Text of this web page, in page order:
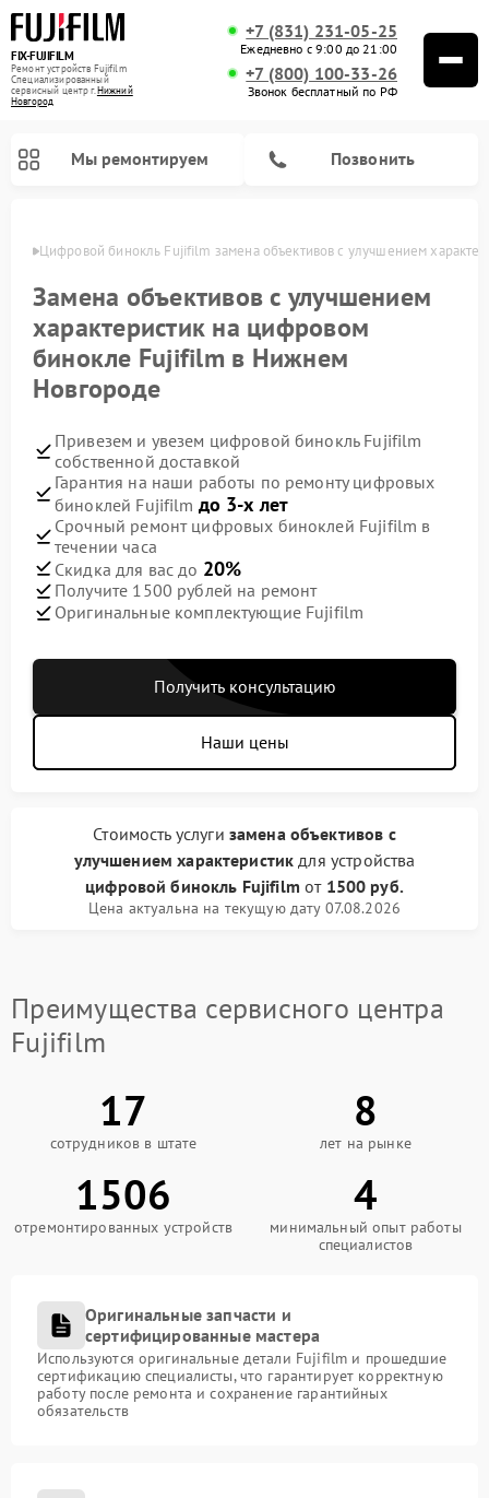
FIX-FUJIFILM
Ремонт устройств Fujifilm
Специализированный
cервисный центр г.Нижний
Новгород
+7 (831) 231-05-25
Ежедневно с 9:00 до 21:00
+7 (800) 100-33-26
Звонок бесплатный по РФ
Мы ремонтируем Позвонить
Цифровой бинокль Fujifilm замена объективов с улучшением
Замена объективов с улучшением
характеристик на цифровом
бинокле Fujifilm в Нижнем
Новгороде
Привезем и увезем цифровой бинокль Fujifilm
собственной доставкой
Гарантия на наши работы по ремонту цифровых
биноклей Fujifilm до 3-х лет
Срочный ремонт цифровых биноклей Fujifilm в
течении часа
Скидка для вас до 20%
Получите 1500 рублей на ремонт
Оригинальные комплектующие Fujifilm
Получить консультацию
Наши цены
Стоимость услуги замена объективов с
улучшением характеристик для устройства
цифровой бинокль Fujifilm от 1500 руб.
Цена актуальна на текущую дату 07.08.2026
Преимущества сервисного центра
Fujifilm
17
сотрудников в штате
8
лет на рынке
1506
отремонтированных устройств
4
минимальный опыт работы
специалистов
Оригинальные запчасти и
сертифицированные мастера
Используются оригинальные детали Fujifilm и прошедшие
сертификацию специалисты, что гарантирует корректную
работу после ремонта и сохранение гарантийных
обязательств